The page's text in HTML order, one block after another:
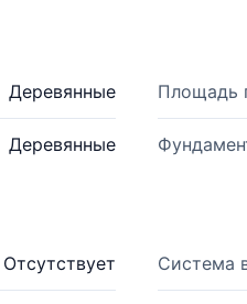
Деревянные Площадь
Деревянные
Отсутствует Система